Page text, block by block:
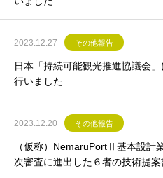
2023.12.27 その他報告
日本「持続可能観光推進協議会
行いました
2023.12.20 その他報告
（仮称）NemaruPortⅡ基本設
次審査に進出した６者の技術提